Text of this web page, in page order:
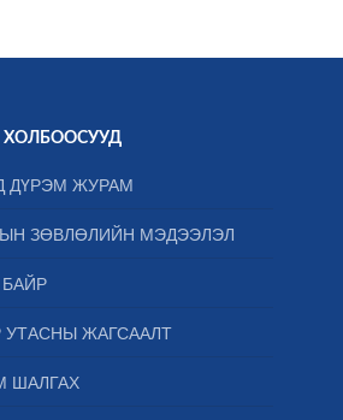
ХОЛБООСУУД
ДҮРЭМ ЖУРАМ
ЗӨВЛӨЛИЙН МЭДЭЭЛЭЛ
УТАСНЫ ЖАГСААЛТ
ШАЛГАХ